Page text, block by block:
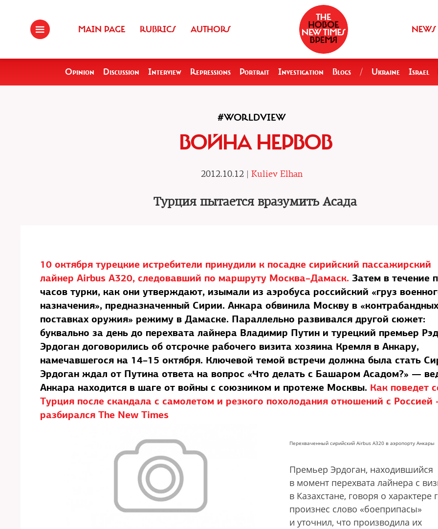
MAIN PAGE RUBRICS AUTHORS NEWS
Opinion Discussion Interview Repressions Portrait Investigation Blogs / Ukraine Israel
#WORLDVIEW
ВОЙНА НЕРВОВ
2012.10.12 | Kuliev Elhan
Турция пытается вразумить Асада
10 октября турецкие истребители принудили к посадке сирийский пассажирский
лайнер Airbus А320, следовавший по маршруту Москва–Дамаск. Затем в течение
часов турки, как они утверждают, изымали из аэробуса российский «груз
назначения», предназначенный Сирии. Анкара обвинила Москву в «контрабандных
поставках оружия» режиму в Дамаске. Параллельно развивался другой сюжет:
буквально за день до перехвата лайнера Владимир Путин и турецкий премьер
Эрдоган договорились об отсрочке рабочего визита хозяина Кремля в Анкару,
намечавшегося на 14–15 октября. Ключевой темой встречи должна была стать
Эрдоган ждал от Путина ответа на вопрос «Что делать с Башаром Асадом?» —
Анкара находится в шаге от войны с союзником и протеже Москвы. Как поведет
Турция после скандала с самолетом и резкого похолодания отношений с
разбирался The New Times
Перехваченный сирийский Airbus A320 в аэропорту Анкары
Премьер Эрдоган, находившийся
в момент перехвата лайнера с
в Казахстане, говоря о характере
произнес слово «боеприпасы»
и уточнил, что производила их